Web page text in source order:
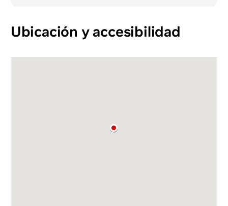
Ubicación y accesibilidad